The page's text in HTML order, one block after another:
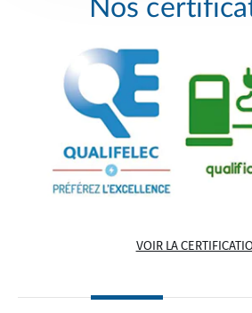
Nos
VOIR LA